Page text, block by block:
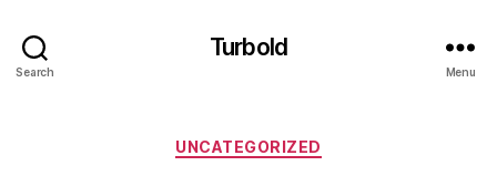
Search
Turbold
Menu
Categories
UNCATEGORIZED